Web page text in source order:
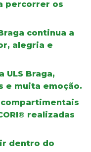
percorrer os
continua a
alegria e
ULS Braga,
e muita emoção.
realizadas
dentro do